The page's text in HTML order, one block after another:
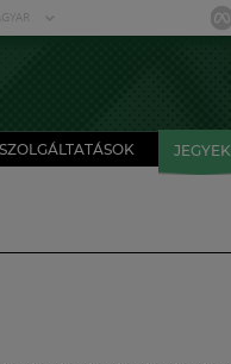
SZOLGÁLTATÁSOK JEGYEK